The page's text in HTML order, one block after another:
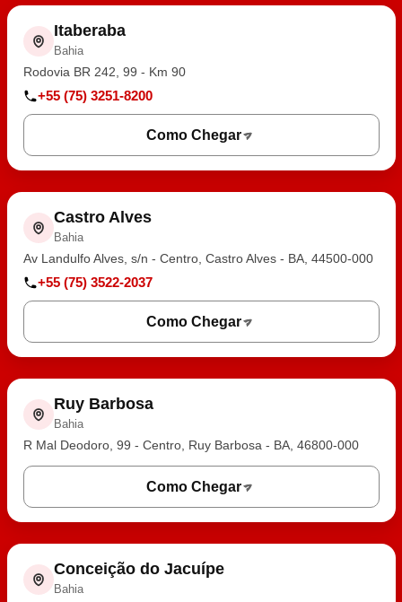
Itaberaba
Bahia
Rodovia BR 242, 99 - Km 90
+55 (75) 3251-8200
Como Chegar
Castro Alves
Bahia
Av Landulfo Alves, s/n - Centro, Castro Alves - BA, 44500-000
+55 (75) 3522-2037
Como Chegar
Ruy Barbosa
Bahia
R Mal Deodoro, 99 - Centro, Ruy Barbosa - BA, 46800-000
Como Chegar
Conceição do Jacuípe
Bahia